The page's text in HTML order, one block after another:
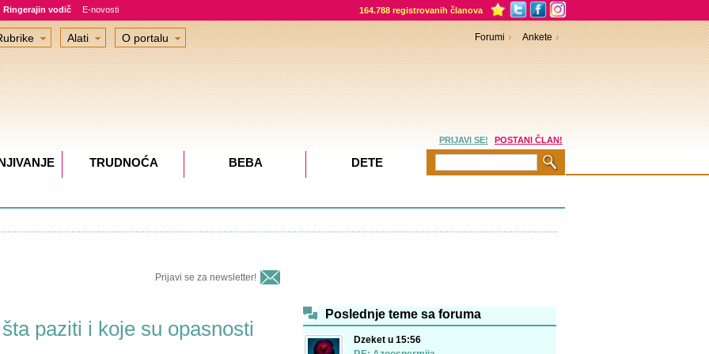
Ringerajin vodič E-novosti 164.788 registrovanih članova
Prijavi se za newsletter!
paziti i koje su opasnosti
Poslednje teme sa foruma
Dzeket u 15:56
Alati O portalu Forumi Ankete
PRIJAVI SE! POSTANI ČLAN!
TRUDNOĆA BEBA DETE